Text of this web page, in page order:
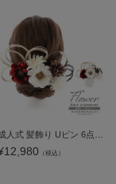
12,980 （税込）